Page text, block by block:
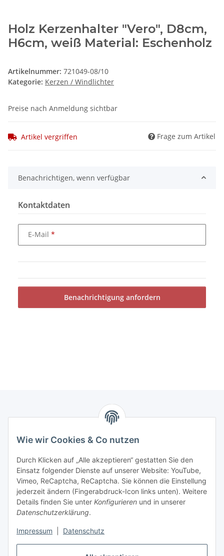
Wie wir Cookies & Co nutzen
Durch Klicken auf „Alle akzeptieren“ gestatten Sie den
Einsatz folgender Dienste auf unserer Website: YouTube,
Vimeo, ReCaptcha, ReCaptcha. Sie können die Einstellung
jederzeit ändern (Fingerabdruck-Icon links unten). Weitere
Details finden Sie unter Konfigurieren und in unserer
Datenschutzerklärung.
Impressum Datenschutz
Holz Kerzenhalter "Vero", D8cm,
H6cm, weiß Material: Eschenholz
Artikelnummer: 721049-08/10
Kategorie: Kerzen / Windlichter
Preise nach Anmeldung sichtbar
Artikel vergriffen Frage zum Artikel
Benachrichtigen, wenn verfügbar
Kontaktdaten
E-Mail
Benachrichtigung anfordern
Marmey Aktionswaren
Markus Meyer
Fritz-Wallis-Str. 13
28832 Achim
Telefon: +4915142420171
E-Mail: verkauf@marmey-aktionswaren.de
Informationen
Gesetzliche Informationen